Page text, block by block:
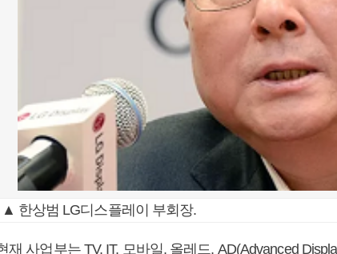
▲ 한상범 LG디스플레이 부회장.
재 사업부는 TV, IT, 모바일, 올레드, AD(Advanced